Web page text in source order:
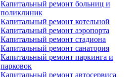
Капитальный ремонт больниц и
поликлиник
Капитальный ремонт котельной
Капитальный ремонт аэропорта
Капитальный ремонт стадиона
Капитальный ремонт санатория
Капитальный ремонт паркинга и
парковок
Капитальный ремонт автосервиса